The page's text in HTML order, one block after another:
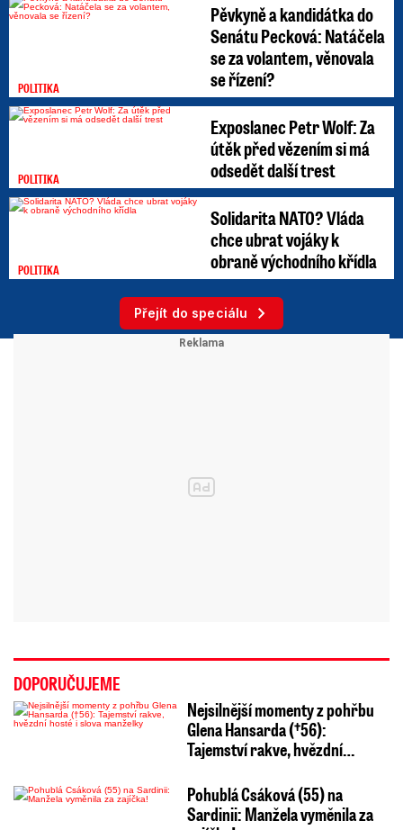
POLITIKA
Pěvkyně a kandidátka do
Senátu Pecková: Natáčela
se za volantem, věnovala
se řízení?
POLITIKA
Exposlanec Petr Wolf: Za
útěk před vězením si má
odsedět další trest
POLITIKA
Solidarita NATO? Vláda
chce ubrat vojáky k
obraně východního křídla
Přejít do speciálu
DOPORUČUJEME
Nejsilnější momenty z pohřbu
Glena Hansarda (†56):
Tajemství rakve, hvězdní…
Pohublá Csáková (55) na
Sardinii: Manžela vyměnila za